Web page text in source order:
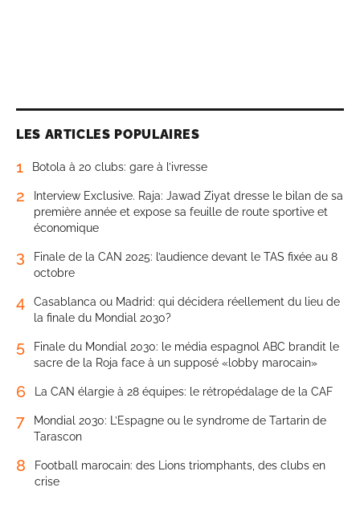
LES ARTICLES POPULAIRES
1 Botola à 20 clubs: gare à l’ivresse
2
Interview Exclusive. Raja: Jawad Ziyat dresse le bilan de sa
première année et expose sa feuille de route sportive et
économique
3
Finale de la CAN 2025: l’audience devant le TAS fixée au 8
octobre
4
Casablanca ou Madrid: qui décidera réellement du lieu de
la finale du Mondial 2030?
5
Finale du Mondial 2030: le média espagnol ABC brandit le
sacre de la Roja face à un supposé «lobby marocain»
6 La CAN élargie à 28 équipes: le rétropédalage de la CAF
7
Mondial 2030: L’Espagne ou le syndrome de Tartarin de
Tarascon
8
Football marocain: des Lions triomphants, des clubs en
crise